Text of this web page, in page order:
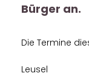
Bürger an.
Die Termine
Leusel